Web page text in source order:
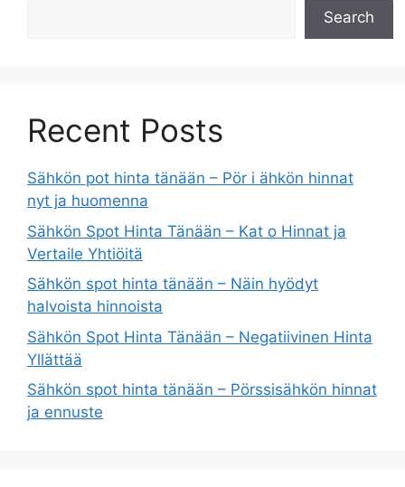
Search
Recent Posts
Sähkön pot hinta tänään – Pör i ähkön hinnat
nyt ja huomenna
Sähkön Spot Hinta Tänään – Kat o Hinnat ja
Vertaile Yhtiöitä
Sähkön spot hinta tänään – Näin hyödyt
halvoista hinnoista
Sähkön Spot Hinta Tänään – Negatiivinen Hinta
Yllättää
Sähkön spot hinta tänään – Pörssisähkön hinnat
ja ennuste